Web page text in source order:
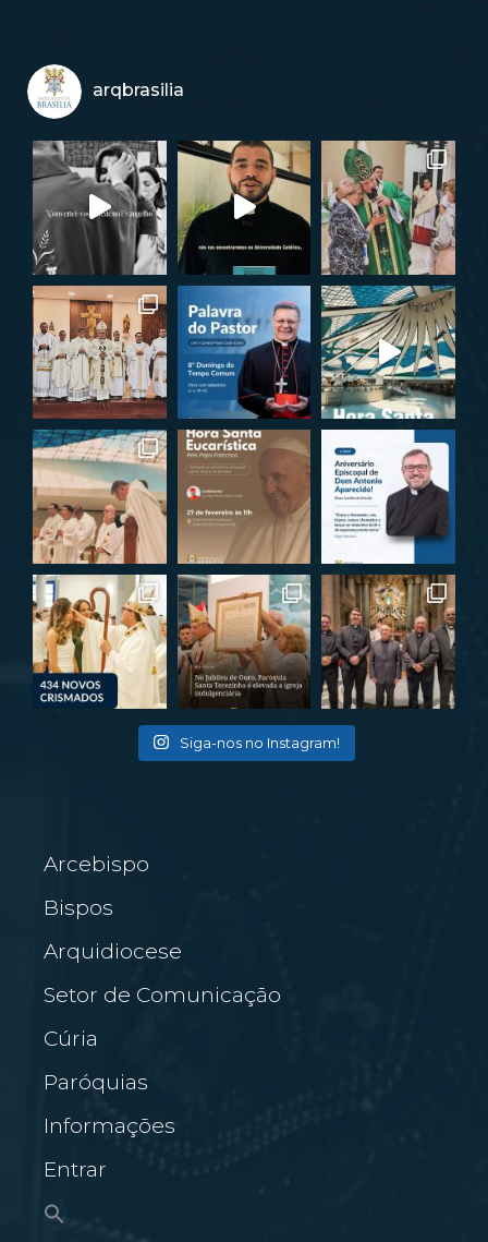
arqbrasilia
Siga-nos no Instagram!
Arcebispo
Bispos
Arquidiocese
Setor de Comunicação
Cúria
Paróquias
Informações
Entrar